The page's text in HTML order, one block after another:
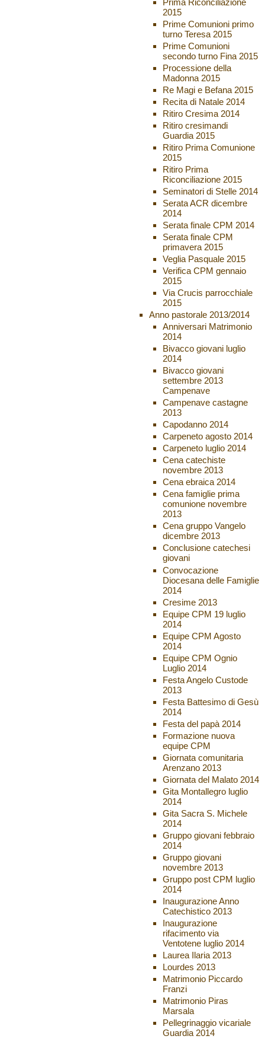
2015
Prime Comunioni primo
turno Teresa 2015
Prime Comunioni
secondo turno Fina 2015
Processione della
Madonna 2015
Re Magi e Befana 2015
Recita di Natale 2014
Ritiro Cresima 2014
Ritiro cresimandi
Guardia 2015
Ritiro Prima Comunione
2015
Ritiro Prima
Riconciliazione 2015
Seminatori di Stelle 2014
Serata ACR dicembre
2014
Serata finale CPM 2014
Serata finale CPM
primavera 2015
Veglia Pasquale 2015
Verifica CPM gennaio
2015
Via Crucis parrocchiale
2015
Anno pastorale 2013/2014
Anniversari Matrimonio
2014
Bivacco giovani luglio
2014
Bivacco giovani
settembre 2013
Campenave
Campenave castagne
2013
Capodanno 2014
Carpeneto agosto 2014
Carpeneto luglio 2014
Cena catechiste
novembre 2013
Cena ebraica 2014
Cena famiglie prima
comunione novembre
2013
Cena gruppo Vangelo
dicembre 2013
Conclusione catechesi
giovani
Convocazione
Diocesana delle Famiglie
2014
Cresime 2013
Equipe CPM 19 luglio
2014
Equipe CPM Agosto
2014
Equipe CPM Ognio
Luglio 2014
Festa Angelo Custode
2013
Festa Battesimo di Gesù
2014
Festa del papà 2014
Formazione nuova
equipe CPM
Giornata comunitaria
Arenzano 2013
Giornata del Malato 2014
Gita Montallegro luglio
2014
Gita Sacra S. Michele
2014
Gruppo giovani febbraio
2014
Gruppo giovani
novembre 2013
Gruppo post CPM luglio
2014
Inaugurazione Anno
Catechistico 2013
Inaugurazione
rifacimento via
Ventotene luglio 2014
Laurea Ilaria 2013
Lourdes 2013
Matrimonio Piccardo
Franzi
Matrimonio Piras
Marsala
Pellegrinaggio vicariale
Guardia 2014